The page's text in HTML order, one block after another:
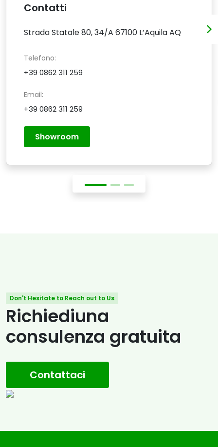
Contatti
Strada Statale 80, 34/A 67100 L’Aquila AQ
Telefono:
+39 0862 311 259
Email:
+39 0862 311 259
Showroom
Don't Hesitate to Reach out to Us
Richiediuna
consulenza gratuita
Contattaci